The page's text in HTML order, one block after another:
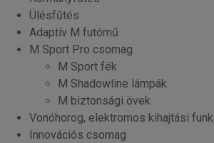
Ülésfűtés
Adaptív M futómű
M Sport Pro csomag
M Sport fék
M Shadowline lámpák
M biztonsági övek
Vonóhorog, elektromos kihajtási
Innovációs csomag